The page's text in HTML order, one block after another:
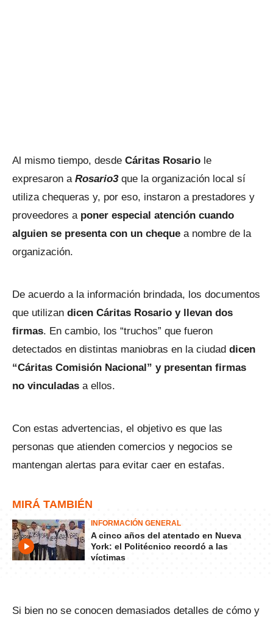
Al mismo tiempo, desde Cáritas Rosario le
expresaron a Rosario3que la organización local sí
utiliza chequeras y, por eso, instaron a prestadores y
proveedores a poner especial atención cuando
alguien se presenta con un cheque a nombre de la
organización.
De acuerdo a la información brindada, los documentos
que utilizan dicen Cáritas Rosario y llevan dos
firmas. En cambio, los “truchos” que fueron
detectados en distintas maniobras en la ciudad dicen
“Cáritas Comisión Nacional” y presentan firmas
no vinculadas a ellos.
Con estas advertencias, el objetivo es que las
personas que atienden comercios y negocios se
mantengan alertas para evitar caer en estafas.
MIRÁ TAMBIÉN
INFORMACIÓN GENERAL
A cinco años del atentado en Nueva
York: el Politécnico recordó a las
víctimas
Si bien no se conocen demasiados detalles de cómo y